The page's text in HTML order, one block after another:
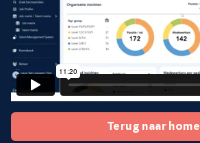
Terug naar home